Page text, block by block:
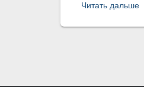
Читать дальше